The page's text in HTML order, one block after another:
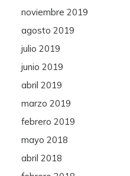
noviembre 2019
agosto 2019
julio 2019
junio 2019
abril 2019
marzo 2019
febrero 2019
mayo 2018
abril 2018